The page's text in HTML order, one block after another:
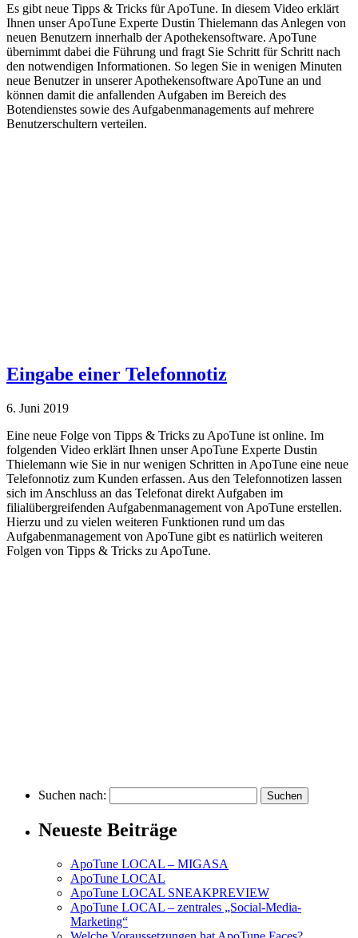
Es gibt neue Tipps & Tricks für ApoTune. In diesem Video erklärt
Ihnen unser ApoTune Experte Dustin Thielemann das Anlegen von
neuen Benutzern innerhalb der Apothekensoftware. ApoTune
übernimmt dabei die Führung und fragt Sie Schritt für Schritt nach
den notwendigen Informationen. So legen Sie in wenigen Minuten
neue Benutzer in unserer Apothekensoftware ApoTune an und
können damit die anfallenden Aufgaben im Bereich des
Botendienstes sowie des Aufgabenmanagements auf mehrere
Benutzerschultern verteilen.
Eingabe einer Telefonnotiz
6. Juni 2019
Eine neue Folge von Tipps & Tricks zu ApoTune ist online. Im
folgenden Video erklärt Ihnen unser ApoTune Experte Dustin
Thielemann wie Sie in nur wenigen Schritten in ApoTune eine neue
Telefonnotiz zum Kunden erfassen. Aus den Telefonnotizen lassen
sich im Anschluss an das Telefonat direkt Aufgaben im
filialübergreifenden Aufgabenmanagement von ApoTune erstellen.
Hierzu und zu vielen weiteren Funktionen rund um das
Aufgabenmanagement von ApoTune gibt es natürlich weiteren
Folgen von Tipps & Tricks zu ApoTune.
Suchen nach:
Neueste Beiträge
ApoTune LOCAL – MIGASA
ApoTune LOCAL
ApoTune LOCAL SNEAKPREVIEW
ApoTune LOCAL – zentrales „Social-Media-
Marketing“